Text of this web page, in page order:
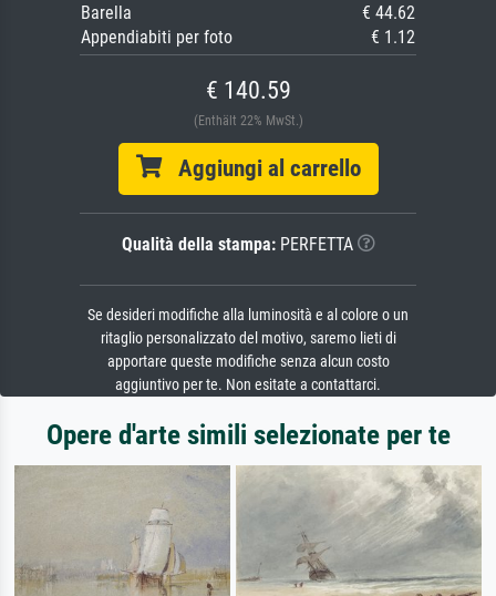
Barella
€ 44.62
Appendiabiti per foto
€ 1.12
€ 140.59
(Enthält 22% MwSt.)
Aggiungi al carrello
Qualità della stampa:PERFETTA
Se desideri modifiche alla luminosità e al colore o un
ritaglio personalizzato del motivo, saremo lieti di
apportare queste modifiche senza alcun costo
aggiuntivo per te. Non esitate a contattarci.
Opere d'arte simili selezionate per te